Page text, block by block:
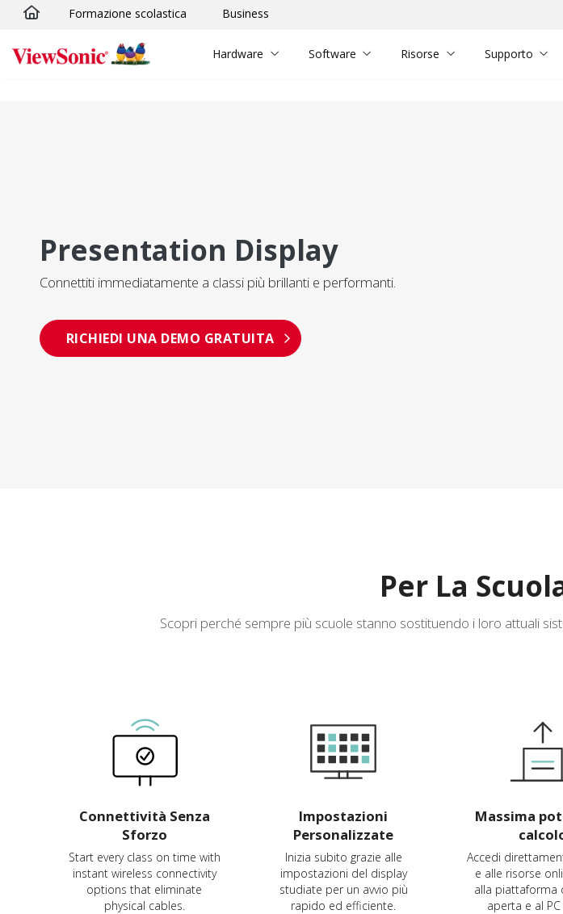
Skip to main content
Formazione scolastica Business
Hardware Software Risorse Supporto
Presentation Display
Connettiti immediatamente a classi più brillanti e performanti.
RICHIEDI UNA DEMO GRATUITA
Per La
Scopri perché sempre più scuole stanno sostituendo i loro attuali
Connettività Senza
Sforzo
Start every class on time with
instant wireless connectivity
options that eliminate
physical cables.
Impostazioni
Personalizzate
Inizia subito grazie alle
impostazioni del display
studiate per un avvio più
rapido ed efficiente.
Massima
Accedi
e alle risorse
alla piattaforma
aperta e al